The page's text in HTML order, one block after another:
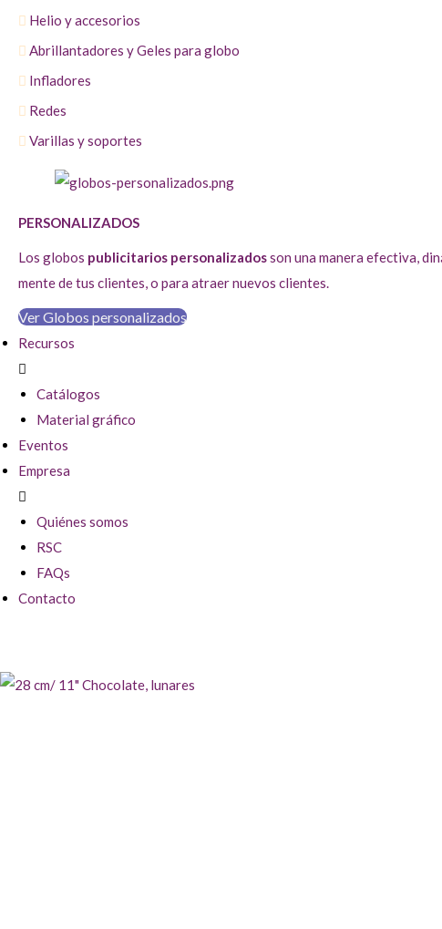
Helio y accesorios
Abrillantadores y Geles para globo
Infladores
Redes
Varillas y soportes
PERSONALIZADOS
Los globos publicitarios personalizadosson una manera efectiva,
mente de tus clientes, o para atraer nuevos clientes.
Ver Globos personalizados
Recursos
Catálogos
Material gráfico
Eventos
Empresa
Quiénes somos
RSC
FAQs
Contacto